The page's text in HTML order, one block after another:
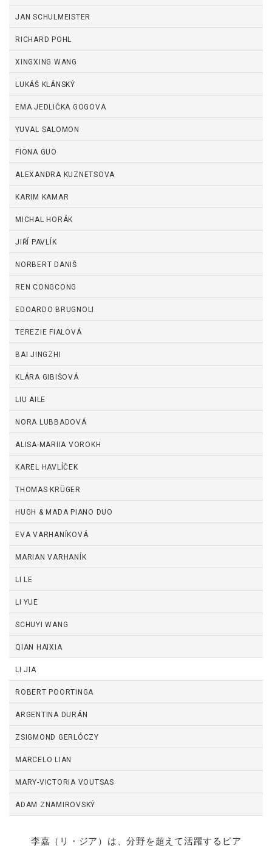
JAN SCHULMEISTER
RICHARD POHL
XINGXING WANG
LUKÁŠ KLÁNSKÝ
EMA JEDLIČKA GOGOVA
YUVAL SALOMON
FIONA GUO
ALEXANDRA KUZNETSOVA
KARIM KAMAR
MICHAL HORÁK
JIŘÍ PAVLÍK
NORBERT DANIŠ
REN CONGCONG
EDOARDO BRUGNOLI
TEREZIE FIALOVÁ
BAI JINGZHI
KLÁRA GIBIŠOVÁ
LIU AILE
NORA LUBBADOVÁ
ALISA-MARIIA VOROKH
KAREL HAVLÍČEK
THOMAS KRÜGER
HUGH & MADA PIANO DUO
EVA VARHANÍKOVÁ
MARIAN VARHANÍK
LI LE
LI YUE
SCHUYI WANG
QIAN HAIXIA
LI JIA
ROBERT POORTINGA
ARGENTINA DURÁN
ZSIGMOND GERLÓCZY
MARCELO LIAN
MARY-VICTORIA VOUTSAS
ADAM ZNAMIROVSKÝ
李嘉（リ・ジア）は、分野を超えて活躍するピア